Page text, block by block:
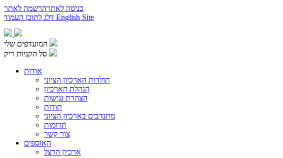
כניסה לאתרהרשמה לאתר
English Site
המועדפים שלי
סל הקניות ריק
אודות
תולדות הארכיון הציוני
הנהלת הארכיון
הצהרת נגישות
תודות
מתנדבים בארכיון הציוני
תרומות
צור קשר
האוספים
ארכיון הרצל